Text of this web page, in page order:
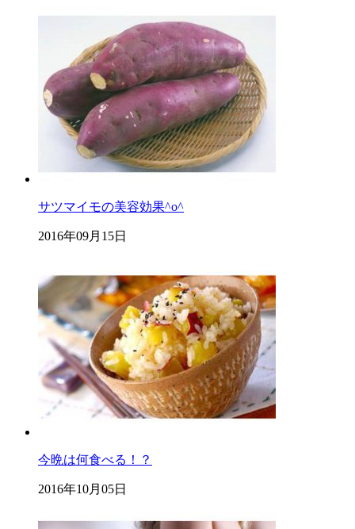
サツマイモの美容効果^o^
2016年09月15日
今晩は何食べる！？
2016年10月05日